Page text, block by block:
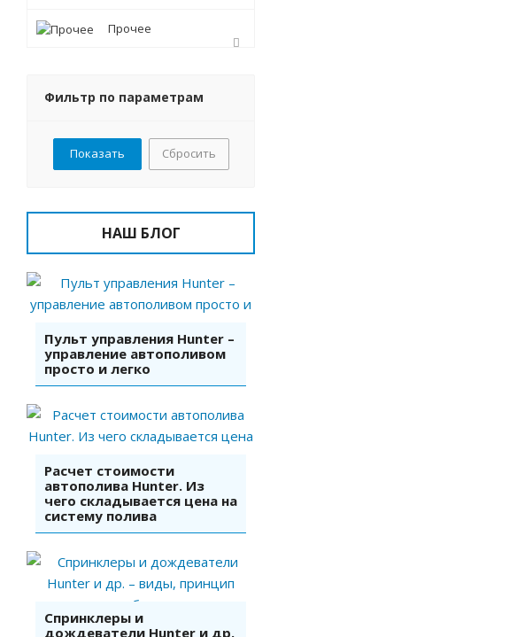
Прочее
Фильтр по параметрам
Сбросить
НАШ БЛОГ
Пульт управления Hunter –
управление автополивом
просто и легко
Расчет стоимости
автополива Hunter. Из
чего складывается цена на
систему полива
Спринклеры и
дождеватели Hunter и др.